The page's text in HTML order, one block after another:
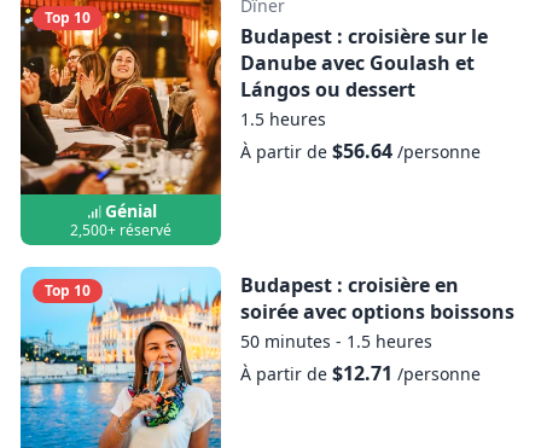
Top 10
Génial
2,500+ réservé
Dîner
Budapest : croisière sur le
Danube avec Goulash et
Lángos ou dessert
1.5 heures
À partir de $56.64/personne
Top 10
Budapest : croisière en
soirée avec options boissons
50 minutes - 1.5 heures
À partir de $12.71 /personne